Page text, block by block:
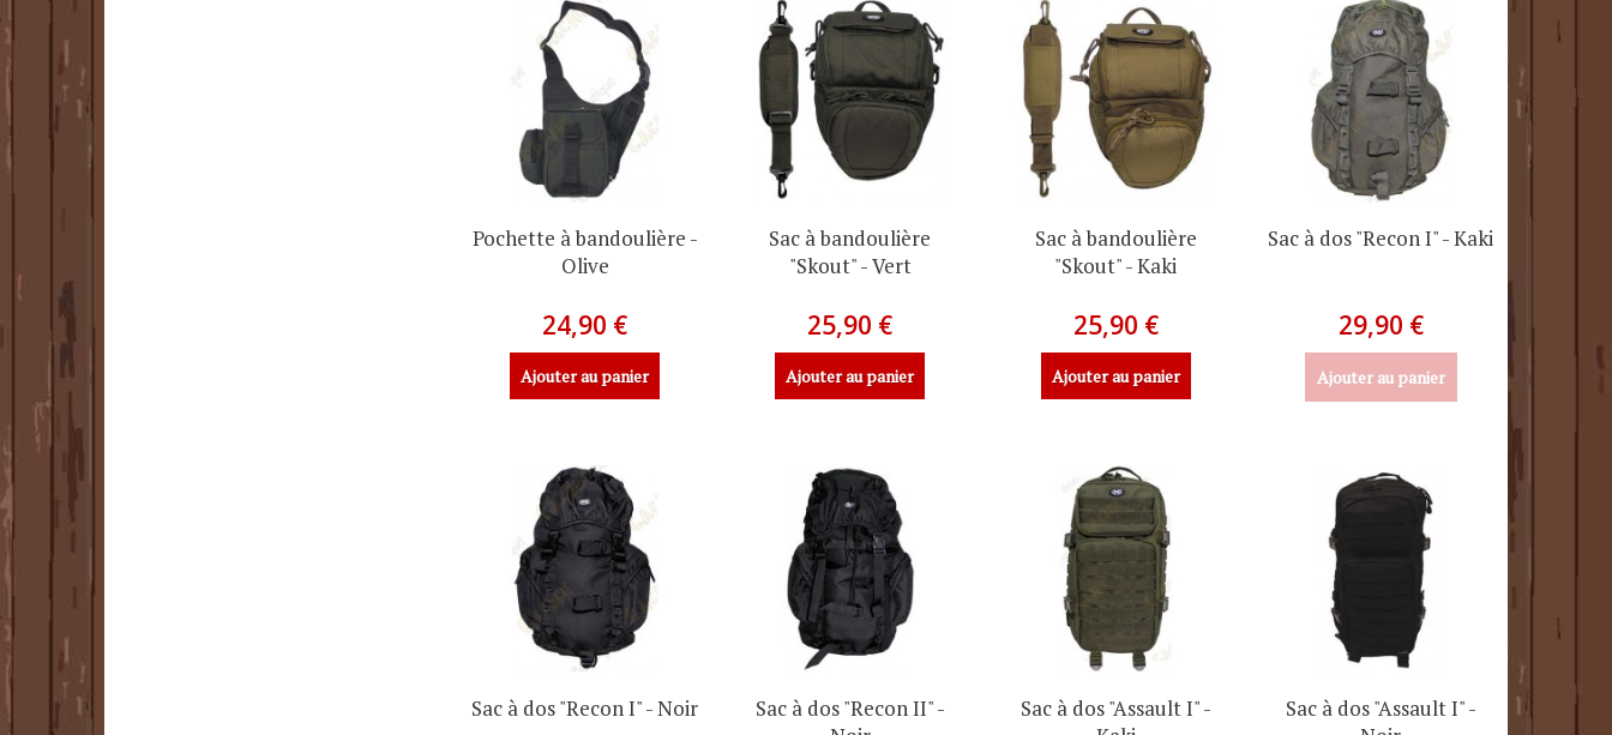
Pochette à bandoulière -
Olive
24,90 €
Ajouter au panier
Sac à bandoulière
"Skout" - Vert
25,90 €
Ajouter au panier
Sac à bandoulière
"Skout" - Kaki
25,90 €
Ajouter au panier
Sac à dos "Recon I" - Kaki
29,90 €
Ajouter au panier
Sac à dos "Recon I" - Noir
Sac à dos "Recon II" -
Sac à dos "Assault I" -
Sac à dos "Assault I" -